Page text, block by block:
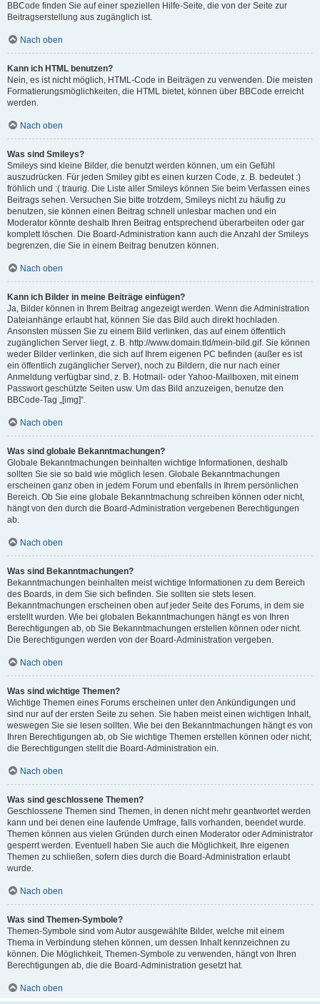
BBCode finden Sie auf einer speziellen Hilfe-Seite, die von der Seite zur
Beitragserstellung aus zugänglich ist.
Nach oben
Kann ich HTML benutzen?
Nein, es ist nicht möglich, HTML-Code in Beiträgen zu verwenden. Die meisten
Formatierungsmöglichkeiten, die HTML bietet, können über BBCode erreicht
werden.
Nach oben
Was sind Smileys?
Smileys sind kleine Bilder, die benutzt werden können, um ein Gefühl
auszudrücken. Für jeden Smiley gibt es einen kurzen Code, z. B. bedeutet :)
fröhlich und :( traurig. Die Liste aller Smileys können Sie beim Verfassen eines
Beitrags sehen. Versuchen Sie bitte trotzdem, Smileys nicht zu häufig zu
benutzen, sie können einen Beitrag schnell unlesbar machen und ein
Moderator könnte deshalb Ihren Beitrag entsprechend überarbeiten oder gar
komplett löschen. Die Board-Administration kann auch die Anzahl der Smileys
begrenzen, die Sie in einem Beitrag benutzen können.
Nach oben
Kann ich Bilder in meine Beiträge einfügen?
Ja, Bilder können in Ihrem Beitrag angezeigt werden. Wenn die Administration
Dateianhänge erlaubt hat, können Sie das Bild auch direkt hochladen.
Ansonsten müssen Sie zu einem Bild verlinken, das auf einem öffentlich
zugänglichen Server liegt, z. B. http://www.domain.tld/mein-bild.gif. Sie können
weder Bilder verlinken, die sich auf Ihrem eigenen PC befinden (außer es ist
ein öffentlich zugänglicher Server), noch zu Bildern, die nur nach einer
Anmeldung verfügbar sind, z. B. Hotmail- oder Yahoo-Mailboxen, mit einem
Passwort geschützte Seiten usw. Um das Bild anzuzeigen, benutze den
BBCode-Tag „[img]“.
Nach oben
Was sind globale Bekanntmachungen?
Globale Bekanntmachungen beinhalten wichtige Informationen, deshalb
sollten Sie sie so bald wie möglich lesen. Globale Bekanntmachungen
erscheinen ganz oben in jedem Forum und ebenfalls in Ihrem persönlichen
Bereich. Ob Sie eine globale Bekanntmachung schreiben können oder nicht,
hängt von den durch die Board-Administration vergebenen Berechtigungen
ab.
Nach oben
Was sind Bekanntmachungen?
Bekanntmachungen beinhalten meist wichtige Informationen zu dem Bereich
des Boards, in dem Sie sich befinden. Sie sollten sie stets lesen.
Bekanntmachungen erscheinen oben auf jeder Seite des Forums, in dem sie
erstellt wurden. Wie bei globalen Bekanntmachungen hängt es von Ihren
Berechtigungen ab, ob Sie Bekanntmachungen erstellen können oder nicht.
Die Berechtigungen werden von der Board-Administration vergeben.
Nach oben
Was sind wichtige Themen?
Wichtige Themen eines Forums erscheinen unter den Ankündigungen und
sind nur auf der ersten Seite zu sehen. Sie haben meist einen wichtigen Inhalt,
weswegen Sie sie lesen sollten. Wie bei den Bekanntmachungen hängt es von
Ihren Berechtigungen ab, ob Sie wichtige Themen erstellen können oder nicht;
die Berechtigungen stellt die Board-Administration ein.
Nach oben
Was sind geschlossene Themen?
Geschlossene Themen sind Themen, in denen nicht mehr geantwortet werden
kann und bei denen eine laufende Umfrage, falls vorhanden, beendet wurde.
Themen können aus vielen Gründen durch einen Moderator oder Administrator
gesperrt werden. Eventuell haben Sie auch die Möglichkeit, Ihre eigenen
Themen zu schließen, sofern dies durch die Board-Administration erlaubt
wurde.
Nach oben
Was sind Themen-Symbole?
Themen-Symbole sind vom Autor ausgewählte Bilder, welche mit einem
Thema in Verbindung stehen können, um dessen Inhalt kennzeichnen zu
können. Die Möglichkeit, Themen-Symbole zu verwenden, hängt von Ihren
Berechtigungen ab, die die Board-Administration gesetzt hat.
Nach oben